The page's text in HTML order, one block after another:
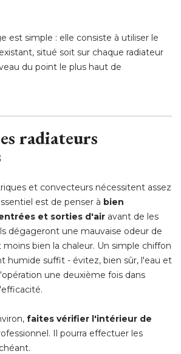
est simple : elle consiste à utiliser le
situé soit sur chaque radiateur
du point le plus haut de
radiateurs
et convecteurs nécessitent assez
est de penser à bien
et sorties d'air avant de les
dégageront une mauvaise odeur de
bien la chaleur. Un simple chiffon
humide suffit - évitez, bien sûr, l'eau et
une deuxième fois dans
faites vérifier l'intérieur de
Il pourra effectuer les